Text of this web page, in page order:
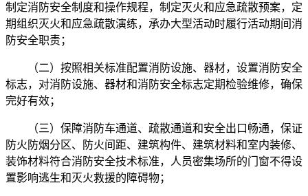
制定消防安全制度和操作规程，制定灭火和应急疏散预案，定
期组织灭火和应急疏散演练，承办大型活动时履行活动期间消
防安全职责；
（二）按照相关标准配置消防设施、器材，设置消防安全
标志，对消防设施、器材和消防安全标志定期检验维修，确保
完好有效；
（三）保障消防车通道、疏散通道和安全出口畅通，保证
防火防烟分区、防火间距、建筑构件、建筑材料和室内装修、
装饰材料符合消防安全技术标准，人员密集场所的门窗不得设
置影响逃生和灭火救援的障碍物；